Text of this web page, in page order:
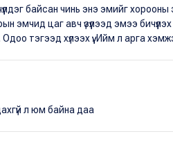
байсан чинь энэ эмийг хорооны
цаг авч үзүүлээд эмээ
тэгээд хүлээх үү. Ийм л арга
л юм байна даа